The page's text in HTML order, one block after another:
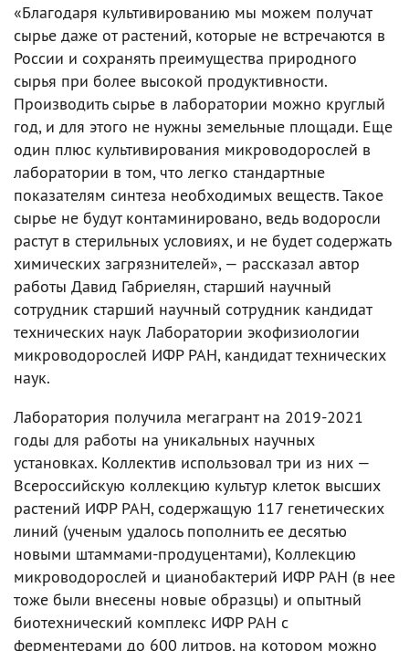
«Благодаря культивированию мы можем получат
сырье даже от растений, которые не встречаются в
России и сохранять преимущества природного
сырья при более высокой продуктивности.
Производить сырье в лаборатории можно круглый
год, и для этого не нужны земельные площади. Еще
один плюс культивирования микроводорослей в
лаборатории в том, что легко стандартные
показателям синтеза необходимых веществ. Такое
сырье не будут контаминировано, ведь водоросли
растут в стерильных условиях, и не будет содержать
химических загрязнителей», — рассказал автор
работы Давид Габриелян, старший научный
сотрудник старший научный сотрудник кандидат
технических наук Лаборатории экофизиологии
микроводорослей ИФР РАН, кандидат технических
наук.
Лаборатория получила мегагрант на 2019-2021
годы для работы на уникальных научных
установках. Коллектив использовал три из них —
Всероссийскую коллекцию культур клеток высших
растений ИФР РАН, содержащую 117 генетических
линий (ученым удалось пополнить ее десятью
новыми штаммами-продуцентами), Коллекцию
микроводорослей и цианобактерий ИФР РАН (в нее
тоже были внесены новые образцы) и опытный
биотехнический комплекс ИФР РАН с
ферментерами до 600 литров, на котором можно